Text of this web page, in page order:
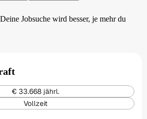
Deine Jobsuche wird besser, je mehr du
€ 33.668 jährl.
Vollzeit